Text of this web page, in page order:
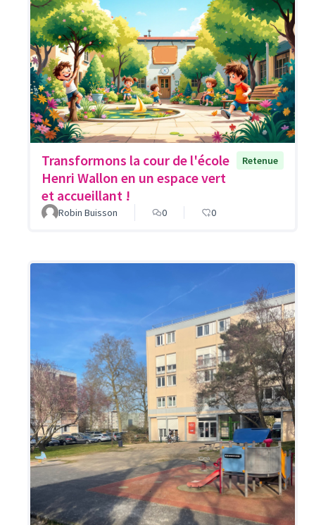
Transformons la cour de l'école
Henri Wallon en un espace vert
et accueillant !
Retenue
Robin Buisson 0 0